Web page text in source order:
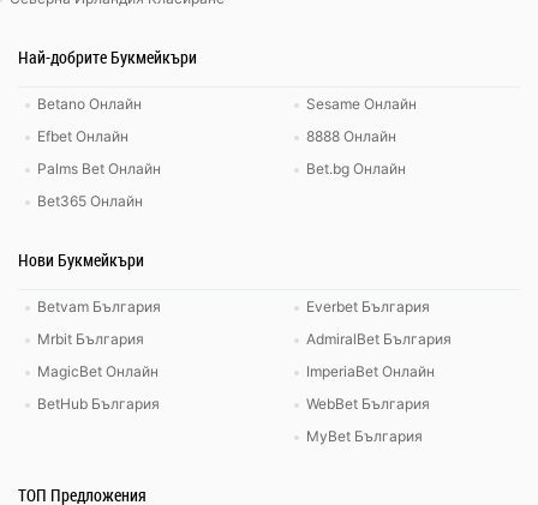
Най-добрите Букмейкъри
Betano Онлайн
Efbet Онлайн
Palms Bet Онлайн
Bet365 Онлайн
Sesame Онлайн
8888 Онлайн
Bet.bg Онлайн
Нови Букмейкъри
Betvam България
Mrbit България
MagicBet Онлайн
BetHub България
Everbet България
AdmiralBet България
ImperiaBet Онлайн
WebBet България
MyBet България
ТОП Предложения